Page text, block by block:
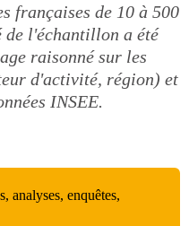
françaises de 10 à 500
l'échantillon a été
raisonné sur les
d'activité, région) et
INSEE.
analyses, enquêtes,